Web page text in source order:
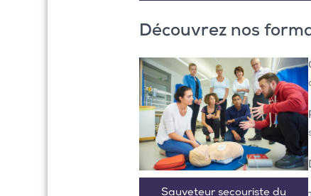
Découvrez nos
Sauveteur secouriste du